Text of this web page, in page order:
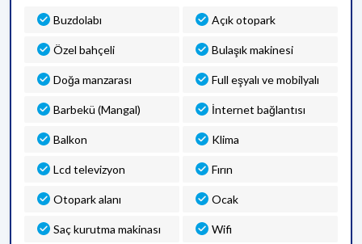
Buzdolabı Açık otopark
Özel bahçeli Bulaşık makinesi
Doğa manzarası Full eşyalı ve mobilyalı
Barbekü (Mangal) İnternet bağlantısı
Balkon Klima
Lcd televizyon Fırın
Otopark alanı Ocak
Saç kurutma makinası Wifi